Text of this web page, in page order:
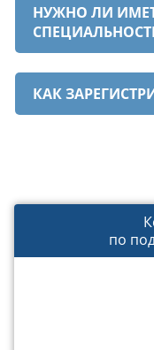
НУЖНО ЛИ
КАК
по